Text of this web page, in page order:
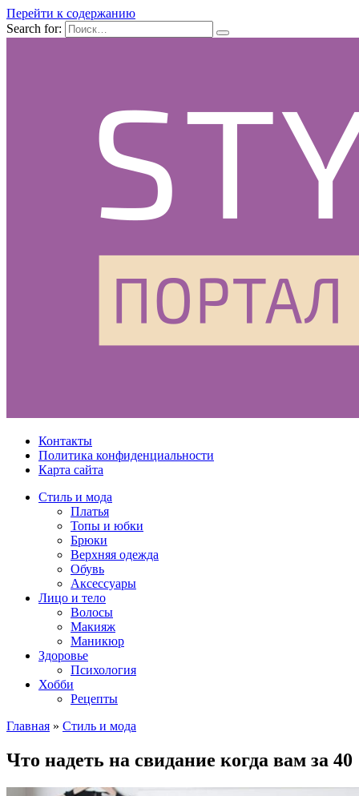
Перейти к содержанию
Search for:
Контакты
Политика конфиденциальности
Карта сайта
Стиль и мода
Платья
Топы и юбки
Брюки
Верхняя одежда
Обувь
Аксессуары
Лицо и тело
Волосы
Макияж
Маникюр
Здоровье
Психология
Хобби
Рецепты
Главная » Стиль и мода
Что надеть на свидание когда вам за 40